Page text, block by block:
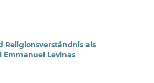
Religionsverständnis als
Levinas